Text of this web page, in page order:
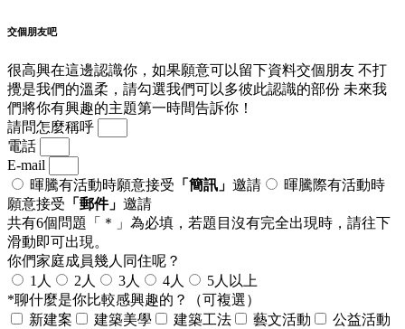
交個朋友吧
很高興在這邊認識你，如果願意可以留下資料交個朋友 不打
攪是我們的溫柔，請勾選我們可以多彼此認識的部份 未來我
們將你有興趣的主題第一時間告訴你！
請問怎麼稱呼
電話
E-mail
暉騰有活動時願意接受 「簡訊」 邀請
暉騰際有活動時
願意接受 「郵件」 邀請
共有6個問題「＊」為必填，若題目沒有完全出現時，請往下
滑動即可出現。
你們家庭成員幾人同住呢？
1人
2人 3人 4人
5人以上
*聊什麼是你比較感興趣的？（可複選）
新建案
建築美學 建築工法 藝文活動
公益活動